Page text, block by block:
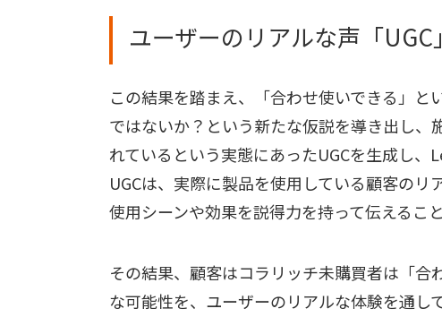
ユーザーのリアルな声「
この結果を踏まえ、「合わせ使いできる」
ではないか？という新たな仮説を導き出し
れているという実態にあったUGCを生成し、
UGCは、実際に製品を使用している顧客の
使用シーンや効果を説得力を持って伝えるこ
その結果、顧客はコラリッチ未購買者は「
な可能性を、ユーザーのリアルな体験を通